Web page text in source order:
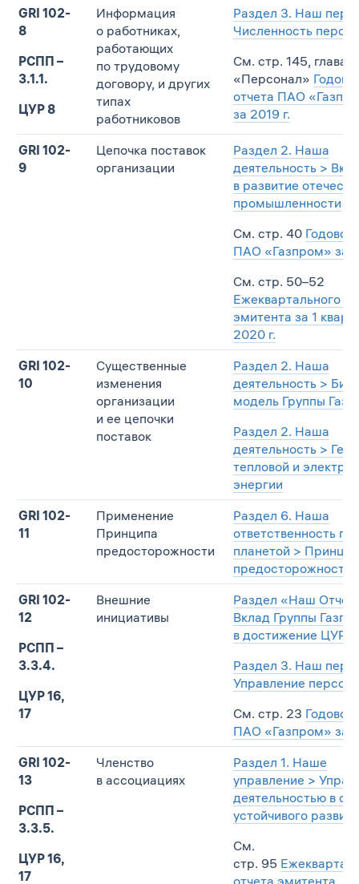
GRI 102-
8
РСПП –
3.1.1.
ЦУР 8
Информация
о работниках,
работающих
по трудовому
договору, и других
типах
работниковов
Раздел 3. Наш
Численность
См. стр. 145, глава
«Персонал»
отчета ПАО
за 2019 г.
GRI 102-
9
Цепочка поставок
организации
Раздел 2. Наша
деятельность >
в развитие
промышленности
См. стр. 40
ПАО «Газпром» за
См. стр. 50–52
Ежеквартального
эмитента за 1
2020 г.
GRI 102-
10
Существенные
изменения
организации
и ее цепочки
поставок
Раздел 2. Наша
деятельность >
модель Группы
Раздел 2. Наша
деятельность >
тепловой и
энергии
GRI 102-
11
Применение
Принципа
предосторожности
Раздел 6. Наша
ответственность
планетой > Принцип
предосторожности
GRI 102-
12
РСПП –
3.3.4.
ЦУР 16,
17
Внешние
инициативы
Раздел «Наш
Вклад Группы
в достижение ЦУР
Раздел 3. Наш
Управление
См. стр. 23
ПАО «Газпром» за
GRI 102-
13
РСПП –
3.3.5.
ЦУР 16,
17
Членство
в ассоциациях
Раздел 1. Наше
управление >
деятельностью в
устойчивого
См.
стр. 95
отчета эмитента